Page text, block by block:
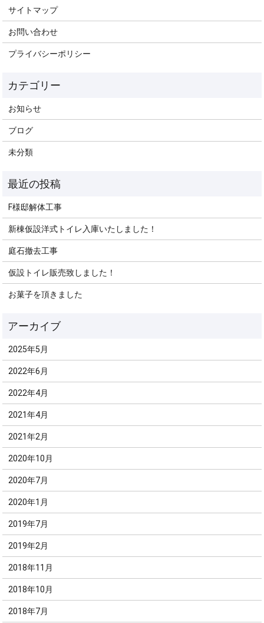
サイトマップ
お問い合わせ
プライバシーポリシー
お知らせ
ブログ
未分類
F様邸解体工事
新棟仮設洋式トイレ入庫いたしました！
庭石撤去工事
仮設トイレ販売致しました！
お菓子を頂きました
2025年5月
2022年6月
2022年4月
2021年4月
2021年2月
2020年10月
2020年7月
2020年1月
2019年7月
2019年2月
2018年11月
2018年10月
2018年7月